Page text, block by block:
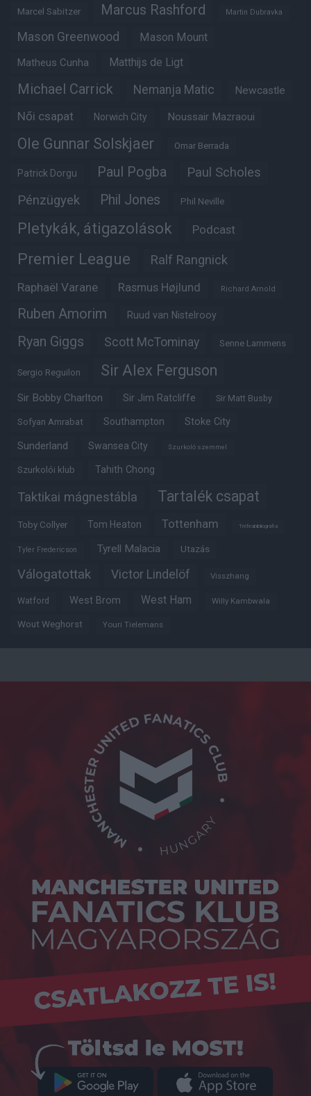
Marcel Sabitzer Marcus Rashford Martin Dubravka
Mason Greenwood Mason Mount
Matheus Cunha Matthijs de Ligt
Michael Carrick Nemanja Matic Newcastle
Női csapat Norwich City Noussair Mazraoui
Ole Gunnar Solskjaer Omar Berrada
Patrick Dorgu Paul Pogba Paul Scholes
Pénzügyek Phil Jones Phil Neville
Pletykák, átigazolások Podcast
Premier League Ralf Rangnick
Raphaël Varane Rasmus Højlund Richard Arnold
Ruben Amorim Ruud van Nistelrooy
Ryan Giggs Scott McTominay Senne Lammens
Sergio Reguilon Sir Alex Ferguson
Sir Bobby Charlton Sir Jim Ratcliffe Sir Matt Busby
Sofyan Amrabat Southampton Stoke City
Sunderland Swansea City Szurkoló szemmel
Szurkolói klub Tahith Chong
Taktikai mágnestábla Tartalék csapat
Toby Collyer Tom Heaton Tottenham Trófeabibliográfia
Tyler Fredericson Tyrell Malacia Utazás
Válogatottak Victor Lindelöf Visszhang
Watford West Brom West Ham Willy Kambwala
Wout Weghorst Youri Tielemans